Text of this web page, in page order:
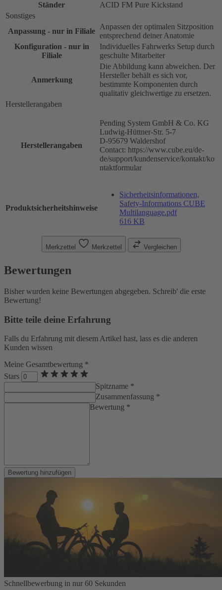
Ständer
ACID FM Pure Kickstand
Sonstiges
Anpassung - nur in Filiale
Anpassen der optimalen Sitzposition
entsprechend deiner Anatomie
Konfiguration - nur in
Filiale
Individuelles Fahrwerks Setup durch
geschulte Mitarbeiter
Anmerkung
Die Abbildung kann abweichen. Der
Hersteller behält es sich vor,
bestimmte Komponenten durch
qualitativ gleichwertige zu ersetzen.
Herstellerangaben
Herstellerangaben
Pending System GmbH & Co. KG
Ludwig-Hüttner-Str. 5-7
D-95679 Waldershof
Contact: https://www.cube.eu/de-
de/support/kundenservice/kontakt/ko
ntaktformular
Produktsicherheitshinweise
Sicherheitsinformationen,
Safety-Informations CUBE
Multilanguage.pdf
616 KB
Merkzettel Merkzettel Vergleichen
Bewertungen
Bisher wurden keine Bewertungen abgegeben. Schreib' die erste
Bewertung!
Bitte teile deine Erfahrung
Falls du Erfahrung mit diesem Artikel hast, lass es die anderen
Kunden wissen
Meine Gesamtbewertung *
Stars
Spitzname *
Zusammenfassung *
Bewertung *
Bewertung hinzufügen
Schnellbewerbung in nur 60 Sekunden